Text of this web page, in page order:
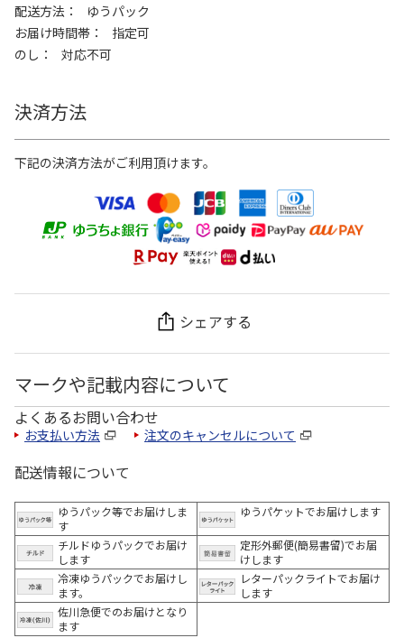
配送方法
ゆうパック
お届け時間帯
指定可
のし
対応不可
決済方法
下記の決済方法がご利用頂けます。
シェアする
マークや記載内容について
よくあるお問い合わせ
お支払い方法 注文のキャンセルについて
配送情報について
ゆうパック等でお届けしま
す
ゆうパケットでお届けします
チルドゆうパックでお届け
します
定形外郵便(簡易書留)でお届
けします
冷凍ゆうパックでお届けし
ます。
レターパックライトでお届け
します
佐川急便でのお届けとなり
ます